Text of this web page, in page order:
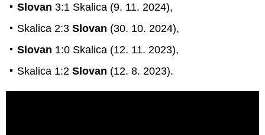
Slovan 3:1 Skalica (9. 11. 2024),
Skalica 2:3 Slovan (30. 10. 2024),
Slovan 1:0 Skalica (12. 11. 2023),
Skalica 1:2 Slovan (12. 8. 2023).